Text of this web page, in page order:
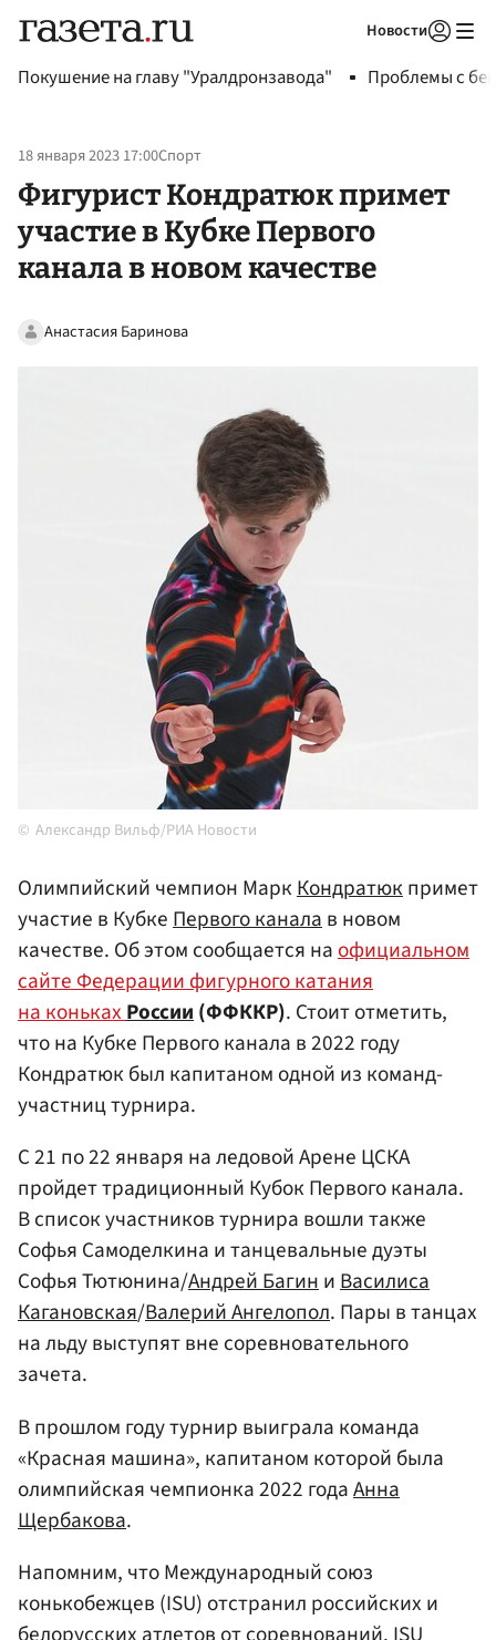
Новости
Покушение на главу "Уралдронзавода" Проблемы с
18 января 2023 17:00Спорт
Фигурист Кондратюк примет
участие в Кубке Первого
канала в новом качестве
Анастасия Баринова
Александр Вильф/РИА Новости
Олимпийский чемпион МаркКондратюкпримет
участие в КубкеПервого каналав новом
качестве. Об этом сообщается наофициальном
сайте Федерации фигурного катания
на конькахРоссии(ФФККР). Стоит отметить,
что на Кубке Первого канала в 2022 году
Кондратюк был капитаном одной из команд-
участниц турнира.
С 21 по 22 января на ледовой Арене ЦСКА
пройдет традиционный Кубок Первого канала.
В список участников турнира вошли также
Софья Самоделкина и танцевальные дуэты
Софья Тютюнина/Андрей БагиниВасилиса
Кагановская/Валерий Ангелопол. Пары в танцах
на льду выступят вне соревновательного
зачета.
В прошлом году турнир выиграла команда
«Красная машина», капитаном которой была
олимпийская чемпионка 2022 годаАнна
Щербакова.
Напомним, что Международный союз
конькобежцев (ISU) отстранил российских и